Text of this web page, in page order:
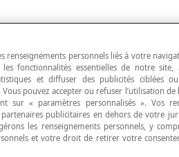
et recteur d'Albury,
le symbole < qui
renseignements personnels liés à votre
fonctionnalités essentielles de notre site,
et diffuser des publicités ciblées
pouvez accepter ou refuser l’utilisation
sur « paramètres personnalisés ». Vos
publicitaires en dehors de votre
les renseignements personnels, y
et votre droit de retirer votre